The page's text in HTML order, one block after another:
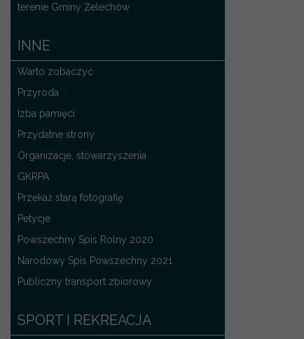
terenie Gminy Żelechów
INNE
Warto zobaczyć
Przyroda
Izba pamięci
Przydatne strony
Organizacje, stowarzyszenia
GKRPA
Przekaż starą fotografię
Petycje
Powszechny Spis Rolny 2020
Narodowy Spis Powszechny 2021
Publiczny transport zbiorowy
SPORT I REKREACJA